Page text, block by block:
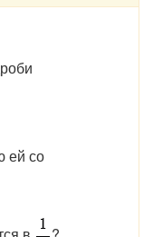
ей со